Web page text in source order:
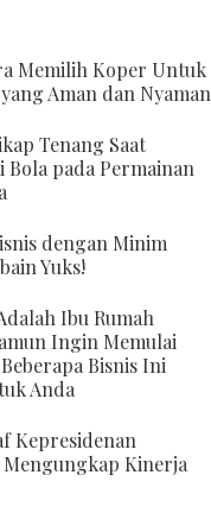
Memilih Koper Untuk
Aman dan Nyaman
Tenang Saat
Bola pada Permainan
dengan Minim
Yuks!
Ibu Rumah
Ingin Memulai
Bisnis Ini
Anda
Kepresidenan
Kinerja